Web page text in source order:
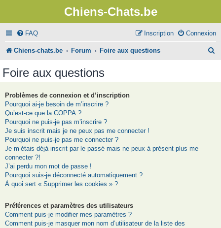
Chiens-Chats.be
FAQ Connexion
Inscription
Chiens-chats.be Forum Foire aux questions
Foire aux questions
Problèmes de connexion et d’inscription
Pourquoi ai-je besoin de m’inscrire ?
Qu’est-ce que la COPPA ?
Pourquoi ne puis-je pas m’inscrire ?
Je suis inscrit mais je ne peux pas me connecter !
Pourquoi ne puis-je pas me connecter ?
Je m’étais déjà inscrit par le passé mais ne peux à présent plus me
connecter ?!
J’ai perdu mon mot de passe !
Pourquoi suis-je déconnecté automatiquement ?
À quoi sert « Supprimer les cookies » ?
Préférences et paramètres des utilisateurs
Comment puis-je modifier mes paramètres ?
Comment puis-je masquer mon nom d’utilisateur de la liste des